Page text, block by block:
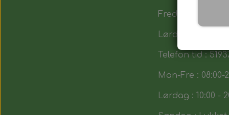
Fredag : 14:00 -
Lørdag : 10:00-
Telefon tid :
Man-Fre : 08:00-
Lørdag : 10:00 -